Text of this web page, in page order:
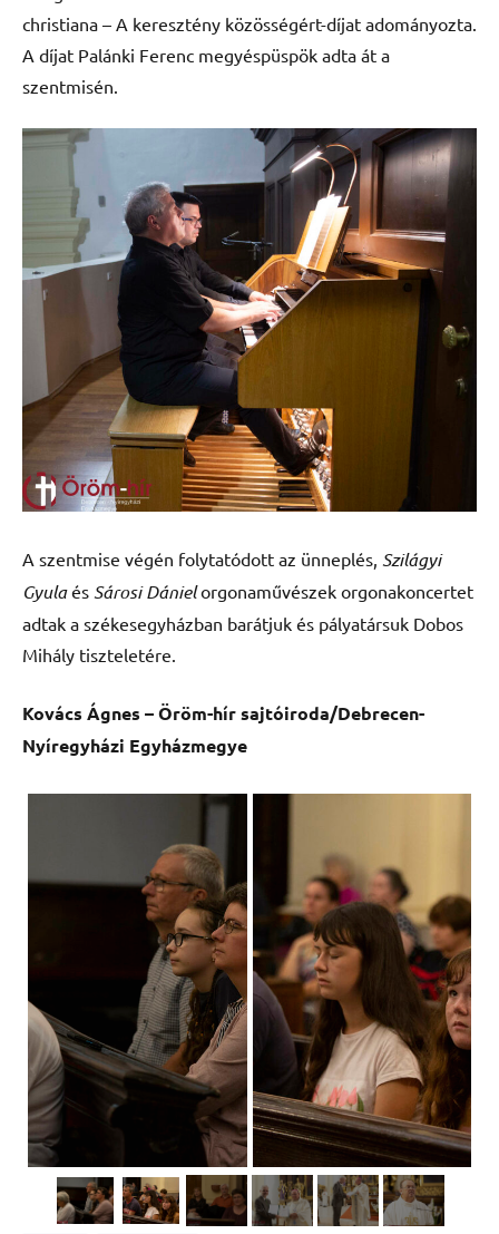
christiana – A keresztény közösségért-díjat adományozta.
A díjat Palánki Ferenc megyéspüspök adta át a
szentmisén.
A szentmise végén folytatódott az ünneplés, Szilágyi
Gyulaés Sárosi Dánielorgonaművészek orgonakoncertet
adtak a székesegyházban barátjuk és pályatársuk Dobos
Mihály tiszteletére.
Kovács Ágnes – Öröm-hír sajtóiroda/Debrecen-
Nyíregyházi Egyházmegye